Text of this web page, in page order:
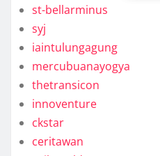
st-bellarminus
syj
iaintulungagung
mercubuanayogya
thetransicon
innoventure
ckstar
ceritawan